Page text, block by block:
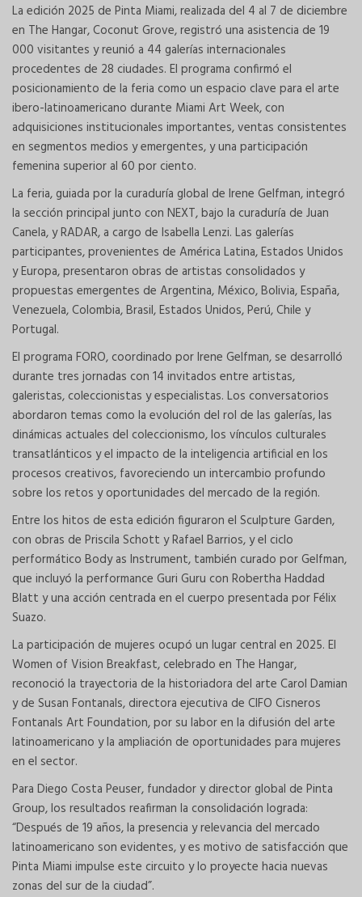
La edición 2025 de Pinta Miami, realizada del 4 al 7 de diciembre
en The Hangar, Coconut Grove, registró una asistencia de 19
000 visitantes y reunió a 44 galerías internacionales
procedentes de 28 ciudades. El programa confirmó el
posicionamiento de la feria como un espacio clave para el arte
ibero-latinoamericano durante Miami Art Week, con
adquisiciones institucionales importantes, ventas consistentes
en segmentos medios y emergentes, y una participación
femenina superior al 60 por ciento.
La feria, guiada por la curaduría global de Irene Gelfman, integró
la sección principal junto con NEXT, bajo la curaduría de Juan
Canela, y RADAR, a cargo de Isabella Lenzi. Las galerías
participantes, provenientes de América Latina, Estados Unidos
y Europa, presentaron obras de artistas consolidados y
propuestas emergentes de Argentina, México, Bolivia, España,
Venezuela, Colombia, Brasil, Estados Unidos, Perú, Chile y
Portugal.
El programa FORO, coordinado por Irene Gelfman, se desarrolló
durante tres jornadas con 14 invitados entre artistas,
galeristas, coleccionistas y especialistas. Los conversatorios
abordaron temas como la evolución del rol de las galerías, las
dinámicas actuales del coleccionismo, los vínculos culturales
transatlánticos y el impacto de la inteligencia artificial en los
procesos creativos, favoreciendo un intercambio profundo
sobre los retos y oportunidades del mercado de la región.
Entre los hitos de esta edición figuraron el Sculpture Garden,
con obras de Priscila Schott y Rafael Barrios, y el ciclo
performático Body as Instrument, también curado por Gelfman,
que incluyó la performance Guri Guru con Robertha Haddad
Blatt y una acción centrada en el cuerpo presentada por Félix
Suazo.
La participación de mujeres ocupó un lugar central en 2025. El
Women of Vision Breakfast, celebrado en The Hangar,
reconoció la trayectoria de la historiadora del arte Carol Damian
y de Susan Fontanals, directora ejecutiva de CIFO Cisneros
Fontanals Art Foundation, por su labor en la difusión del arte
latinoamericano y la ampliación de oportunidades para mujeres
en el sector.
Para Diego Costa Peuser, fundador y director global de Pinta
Group, los resultados reafirman la consolidación lograda:
“Después de 19 años, la presencia y relevancia del mercado
latinoamericano son evidentes, y es motivo de satisfacción que
Pinta Miami impulse este circuito y lo proyecte hacia nuevas
zonas del sur de la ciudad”.